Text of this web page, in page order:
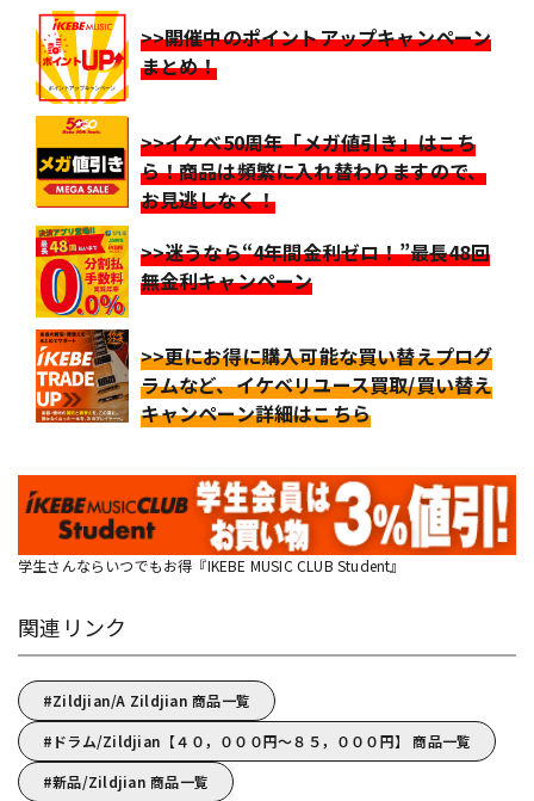
>>開催中のポイントアップキャンペーン
まとめ！
>>イケベ50周年「メガ値引き」はこち
ら！商品は頻繁に入れ替わりますので、
お見逃しなく！
>>迷うなら“4年間金利ゼロ！”最長48回
無金利キャンペーン
>>更にお得に購入可能な買い替えプログ
ラムなど、イケベリユース買取/買い替え
キャンペーン詳細はこちら
学生さんならいつでもお得『IKEBE MUSIC CLUB Student』
関連リンク
Zildjian/A Zildjian 商品一覧
ドラム/Zildjian【４０，０００円～８５，０００円】 商品一覧
新品/Zildjian 商品一覧